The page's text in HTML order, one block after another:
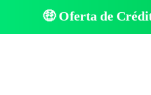
tem qualquer relação nos conteúdos
uma marca registada por FACEBOOK®,
marca registrada pela GOOGLE®
🤑 Oferta de